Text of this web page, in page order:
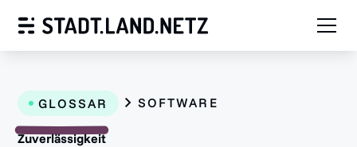
GLOSSAR SOFTWARE
Zuverlässigkeit